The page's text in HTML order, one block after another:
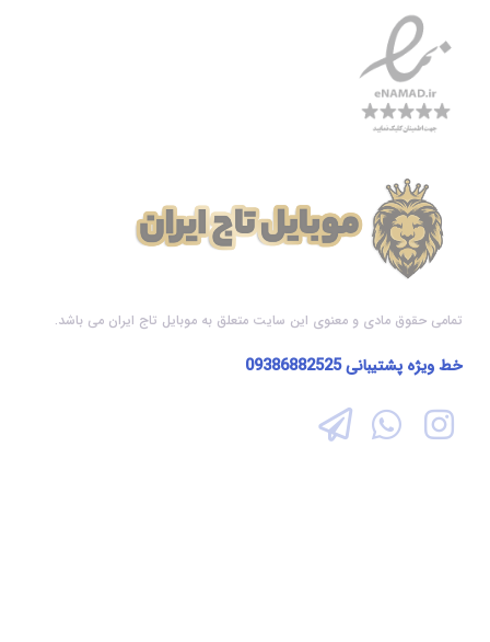
تمامی حقوق مادی و معنوی این سایت متعلق به موبایل تاج ایران می باشد.
خط ویژه پشتیبانی09386882525